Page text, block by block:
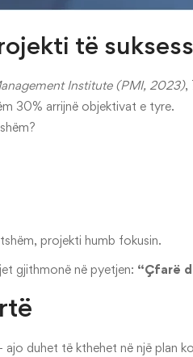
të
Institute (PMI, 2023),
30% arrijnë objektivat e tyre.
projekti humb fokusin.
gjithmonë në pyetjen: “Çfarë
ajo duhet të kthehet në një plan